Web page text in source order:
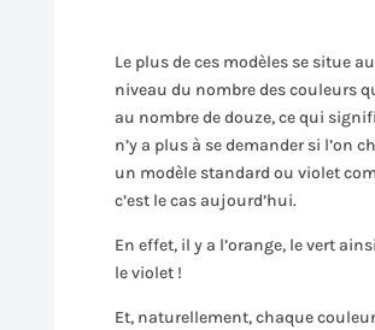
Le plus de ces modèles se situe au
niveau du nombre des couleurs
au nombre de douze, ce qui
n’y a plus à se demander si l’on
un modèle standard ou violet
c’est le cas aujourd’hui.
En effet, il y a l’orange, le vert
le violet !
Et, naturellement, chaque